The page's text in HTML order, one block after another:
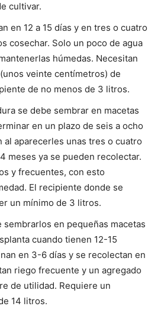
cultivar.
en 12 a 15 días y en tres o cuatro
cosechar. Solo un poco de agua
húmedas. Necesitan
veinte centímetros) de
de no menos de 3 litros.
se debe sembrar en macetas
en un plazo de seis a ocho
al aparecerles unas tres o cuatro
meses ya se pueden recolectar.
y frecuentes, con esto
El recipiente donde se
un mínimo de 3 litros.
sembrarlos en pequeñas macetas
cuando tienen 12-15
en 3-6 días y se recolectan en
riego frecuente y un agregado
de utilidad. Requiere un
14 litros.